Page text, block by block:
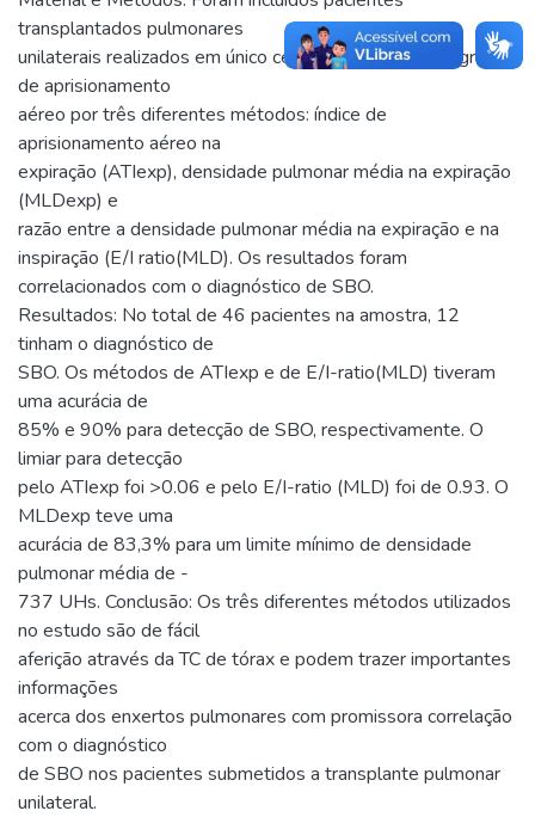
transplantados pulmonares
unilaterais realizados em único centro e foi avaliado o grau
de aprisionamento
aéreo por três diferentes métodos: índice de
aprisionamento aéreo na
expiração (ATIexp), densidade pulmonar média na expiração
(MLDexp) e
razão entre a densidade pulmonar média na expiração e na
inspiração (E/I ratio(MLD). Os resultados foram
correlacionados com o diagnóstico de SBO.
Resultados: No total de 46 pacientes na amostra, 12
tinham o diagnóstico de
SBO. Os métodos de ATIexp e de E/I-ratio(MLD) tiveram
uma acurácia de
85% e 90% para detecção de SBO, respectivamente. O
limiar para detecção
pelo ATIexp foi >0.06 e pelo E/I-ratio (MLD) foi de 0.93. O
MLDexp teve uma
acurácia de 83,3% para um limite mínimo de densidade
pulmonar média de -
737 UHs. Conclusão: Os três diferentes métodos utilizados
no estudo são de fácil
aferição através da TC de tórax e podem trazer importantes
informações
acerca dos enxertos pulmonares com promissora correlação
com o diagnóstico
de SBO nos pacientes submetidos a transplante pulmonar
unilateral.